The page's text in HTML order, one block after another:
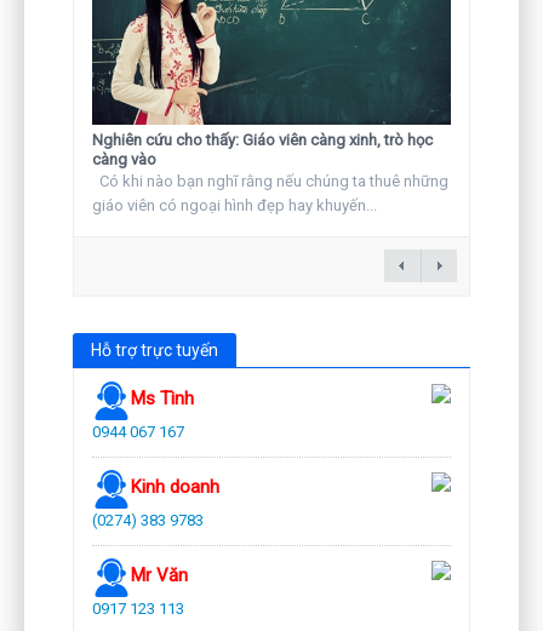
Nghiên cứu cho thấy: Giáo viên càng xinh, trò học
càng vào
Có khi nào bạn nghĩ rằng nếu chúng ta thuê những
giáo viên có ngoại hình đẹp hay khuyến...
Hỗ trợ trực tuyến
Ms Tình
0944 067 167
Kinh doanh
(0274) 383 9783
Mr Văn
0917 123 113